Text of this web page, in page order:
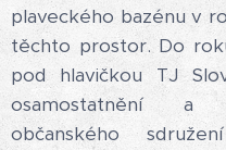
plaveckého bazénu v
těchto prostor. Do
pod hlavičkou TJ
osamostatnění a
občanského